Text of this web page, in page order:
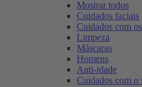
Mostrar todos
Cuidados faciais
Cuidados com
Limpeza
Máscaras
Homens
Anti-idade
Cuidados com o